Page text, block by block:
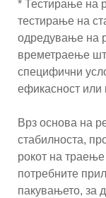
* Тестирање на
тестирање на
одредување на
времетраење
специфични
ефикасност или
Врз основа на
стабилноста,
рокот на
потребните
пакувањето, за